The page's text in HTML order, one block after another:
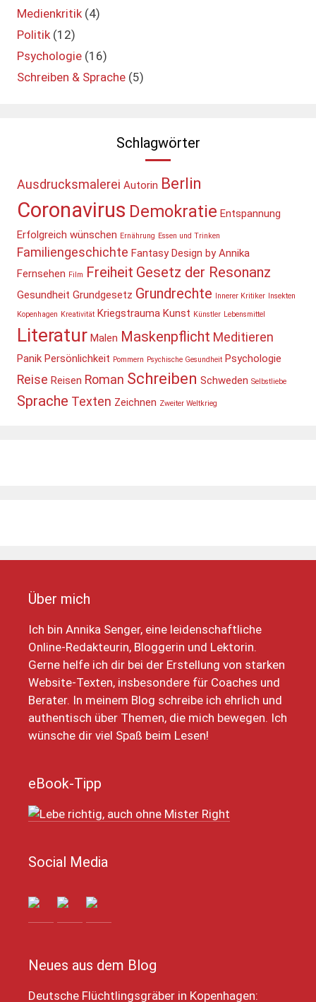
Medienkritik (4)
Politik (12)
Psychologie (16)
Schreiben & Sprache (5)
Schlagwörter
Ausdrucksmalerei Autorin Berlin
Coronavirus Demokratie Entspannung
Erfolgreich wünschen Ernährung Essen und Trinken
Familiengeschichte Fantasy Design by Annika
Fernsehen Film Freiheit Gesetz der Resonanz
Gesundheit Grundgesetz Grundrechte Innerer Kritiker Insekten
Kopenhagen Kreativität Kriegstrauma Kunst Künstler Lebensmittel
Literatur Malen Maskenpflicht Meditieren
Panik Persönlichkeit Pommern Psychische Gesundheit Psychologie
Reise Reisen Roman Schreiben Schweden Selbstliebe
Sprache Texten Zeichnen Zweiter Weltkrieg
Über mich
Ich bin Annika Senger, eine leidenschaftliche
Online-Redakteurin, Bloggerin und Lektorin.
Gerne helfe ich dir bei der Erstellung von starken
Website-Texten, insbesondere für Coaches und
Berater. In meinem Blog schreibe ich ehrlich und
authentisch über Themen, die mich bewegen. Ich
wünsche dir viel Spaß beim Lesen!
eBook-Tipp
Social Media
Neues aus dem Blog
Deutsche Flüchtlingsgräber in Kopenhagen: